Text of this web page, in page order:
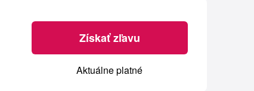
Získať zľavu
Aktuálne platné